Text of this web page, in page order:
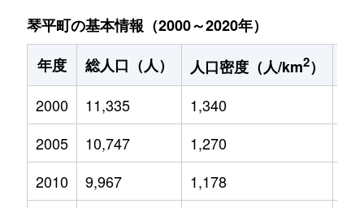
琴平町の基本情報（2000～2020年）
年度
総人口（人） 人口密度（人/km2）
2000
11,335 1,340
2005
10,747 1,270
2010
9,967 1,178